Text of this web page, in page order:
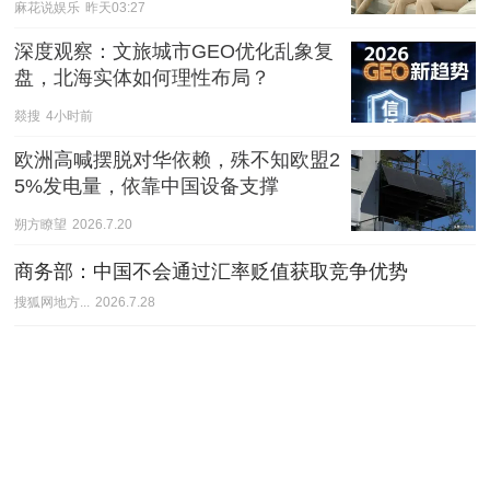
麻花说娱乐 昨天03:27
深度观察：文旅城市GEO优化乱象复
盘，北海实体如何理性布局？
燚搜 4小时前
欧洲高喊摆脱对华依赖，殊不知欧盟2
5%发电量，依靠中国设备支撑
朔方瞭望 2026.7.20
商务部：中国不会通过汇率贬值获取竞争优势
搜狐网地方... 2026.7.28